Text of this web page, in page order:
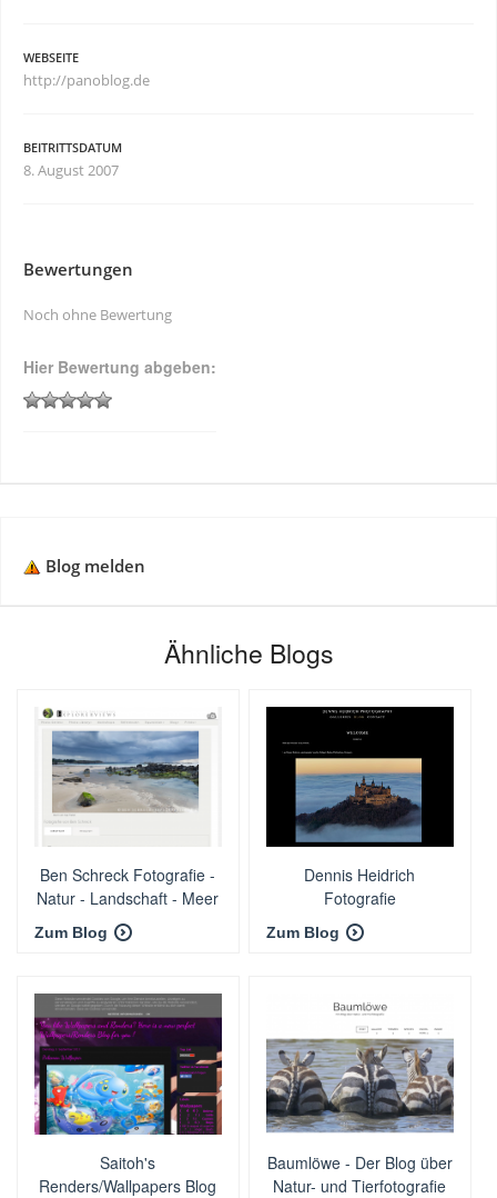
WEBSEITE
http://panoblog.de
BEITRITTSDATUM
8. August 2007
Bewertungen
Noch ohne Bewertung
Hier Bewertung abgeben:
Blog melden
Ähnliche Blogs
Ben Schreck Fotografie -
Natur - Landschaft - Meer
Zum Blog
Dennis Heidrich
Fotografie
Zum Blog
Saitoh's
Renders/Wallpapers Blog
Baumlöwe - Der Blog über
Natur- und Tierfotografie